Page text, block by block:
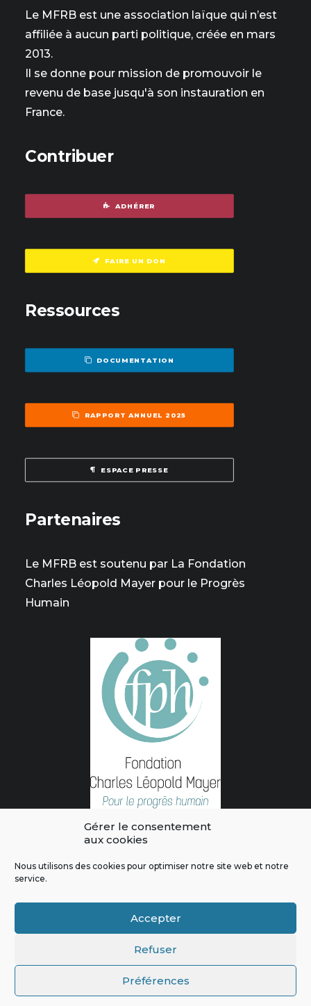
Gérer le consentement
aux cookies
Nous utilisons des cookies pour optimiser notre site web et notre
service.
Accepter
Refuser
Préférences
Le MFRB est une association laïque qui n’est
affiliée à aucun parti politique, créée en mars
2013.
Il se donne pour mission de promouvoir le
revenu de base jusqu'à son instauration en
France.
Contribuer
ADHÉRER
FAIRE UN DON
Ressources
DOCUMENTATION
RAPPORT ANNUEL 2025
ESPACE PRESSE
Partenaires
Le MFRB est soutenu par La Fondation
Charles Léopold Mayer pour le Progrès
Humain
L'intégralité des contenus de ce site sont publiés sous licence
|Politique de confidentialité